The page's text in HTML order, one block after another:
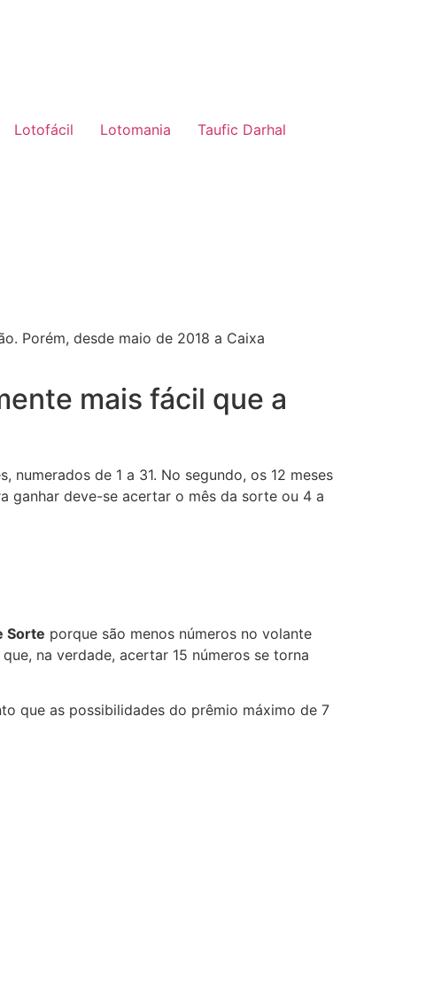
Lotofácil Lotomania
Taufic Darhal
Porém, desde maio de 2018 a Caixa
mais fácil que a
numerados de 1 a 31. No segundo, os 12 meses
ganhar deve-se acertar o mês da sorte ou 4 a
Sorte porque são menos números no volante
na verdade, acertar 15 números se torna
que as possibilidades do prêmio máximo de 7